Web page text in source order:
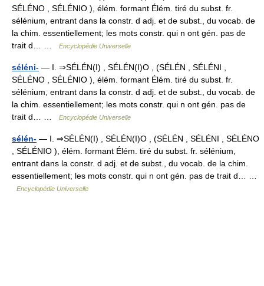
SÉLÉNO , SÉLÉNIO ), élém. formant Élém. tiré du subst. fr.
sélénium, entrant dans la constr. d adj. et de subst., du vocab. de
la chim. essentiellement; les mots constr. qui n ont gén. pas de
trait d… …
Encyclopédie Universelle
séléni- — I. ⇒SÉLÉN(I) , SÉLÉN(I)O , (SÉLÉN , SÉLÉNI ,
SÉLÉNO , SÉLÉNIO ), élém. formant Élém. tiré du subst. fr.
sélénium, entrant dans la constr. d adj. et de subst., du vocab. de
la chim. essentiellement; les mots constr. qui n ont gén. pas de
trait d… …
Encyclopédie Universelle
sélén- — I. ⇒SÉLÉN(I) , SÉLÉN(I)O , (SÉLÉN , SÉLÉNI , SÉLÉNO
, SÉLÉNIO ), élém. formant Élém. tiré du subst. fr. sélénium,
entrant dans la constr. d adj. et de subst., du vocab. de la chim.
essentiellement; les mots constr. qui n ont gén. pas de trait d… …
Encyclopédie Universelle